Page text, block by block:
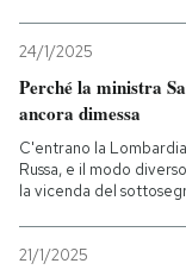
24/1/2025
Perché la ministra
ancora dimessa
C'entrano la
Russa, e il modo
la vicenda del
21/1/2025